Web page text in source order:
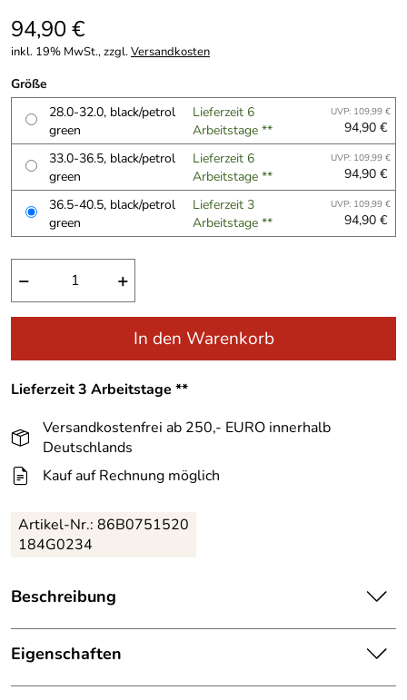
94,90 €
inkl. 19% MwSt., zzgl.Versandkosten
Größe
28.0-32.0, black/petrol
green
Lieferzeit 6
Arbeitstage **
UVP: 109,99 €
94,90 €
33.0-36.5, black/petrol
green
Lieferzeit 6
Arbeitstage **
UVP: 109,99 €
94,90 €
36.5-40.5, black/petrol
green
Lieferzeit 3
Arbeitstage **
UVP: 109,99 €
94,90 €
− +
In den Warenkorb
Lieferzeit 3 Arbeitstage **
Versandkostenfrei ab 250,- EURO innerhalb
Deutschlands
Kauf auf Rechnung möglich
Artikel-Nr.: 86B0751520
184G0234
Beschreibung
Suchst du größenverstellbare Skates für deine Kinder?
Der Rollerblade Microblade XT Inlineskate Kids ist mit
ausgestattet, welches sich in vier verschiedenen Größen
Eigenschaften
Ausstattung